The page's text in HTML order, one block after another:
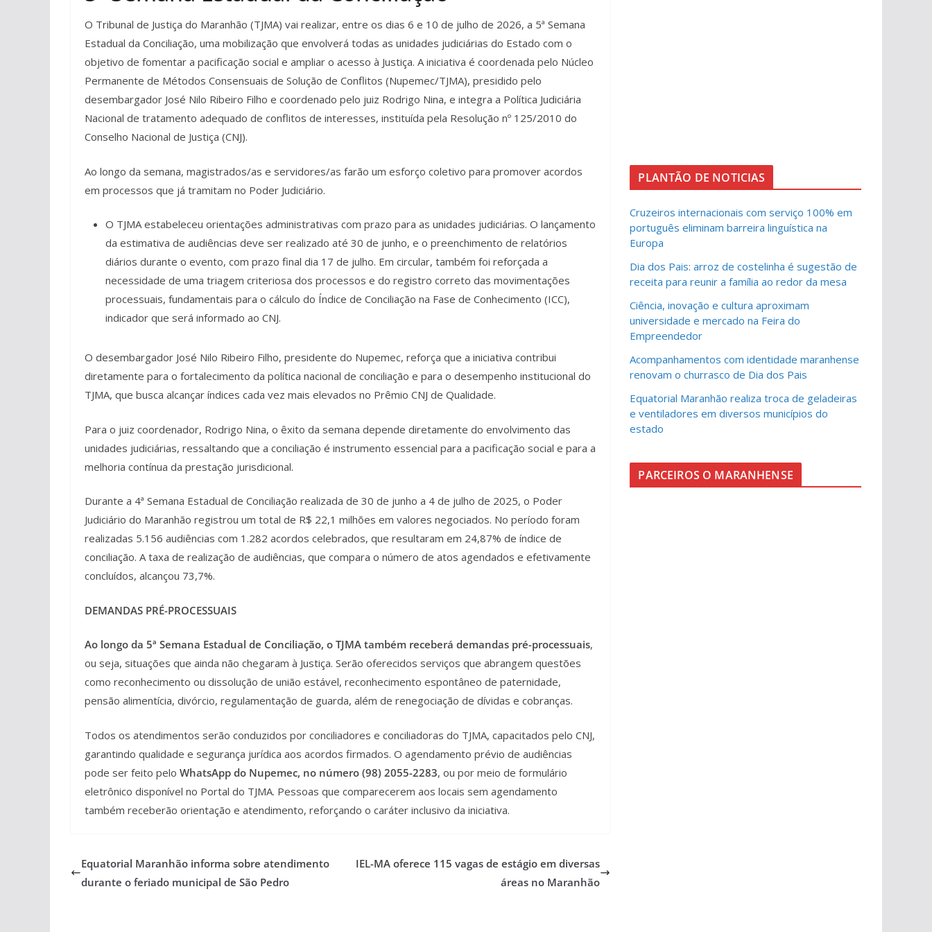
O Tribunal de Justiça do Maranhão (TJMA) vai realizar, entre os dias 6 e 10 de julho de 2026, a 5ª Semana
Estadual da Conciliação, uma mobilização que envolverá todas as unidades judiciárias do Estado com o
objetivo de fomentar a pacificação social e ampliar o acesso à Justiça. A iniciativa é coordenada pelo Núcleo
Permanente de Métodos Consensuais de Solução de Conflitos (Nupemec/TJMA), presidido pelo
desembargador José Nilo Ribeiro Filho e coordenado pelo juiz Rodrigo Nina, e integra a Política Judiciária
Nacional de tratamento adequado de conflitos de interesses, instituída pela Resolução nº 125/2010 do
Conselho Nacional de Justiça (CNJ).
Ao longo da semana, magistrados/as e servidores/as farão um esforço coletivo para promover acordos
em processos que já tramitam no Poder Judiciário.
O TJMA estabeleceu orientações administrativas com prazo para as unidades judiciárias. O lançamento
da estimativa de audiências deve ser realizado até 30 de junho, e o preenchimento de relatórios
diários durante o evento, com prazo final dia 17 de julho. Em circular, também foi reforçada a
necessidade de uma triagem criteriosa dos processos e do registro correto das movimentações
processuais, fundamentais para o cálculo do Índice de Conciliação na Fase de Conhecimento (ICC),
indicador que será informado ao CNJ.
O desembargador José Nilo Ribeiro Filho, presidente do Nupemec, reforça que a iniciativa contribui
diretamente para o fortalecimento da política nacional de conciliação e para o desempenho institucional do
TJMA, que busca alcançar índices cada vez mais elevados no Prêmio CNJ de Qualidade.
Para o juiz coordenador, Rodrigo Nina, o êxito da semana depende diretamente do envolvimento das
unidades judiciárias, ressaltando que a conciliação é instrumento essencial para a pacificação social e para a
melhoria contínua da prestação jurisdicional.
Durante a 4ª Semana Estadual de Conciliação realizada de 30 de junho a 4 de julho de 2025, o Poder
Judiciário do Maranhão registrou um total de R$ 22,1 milhões em valores negociados. No período foram
realizadas 5.156 audiências com 1.282 acordos celebrados, que resultaram em 24,87% de índice de
conciliação. A taxa de realização de audiências, que compara o número de atos agendados e efetivamente
concluídos, alcançou 73,7%.
DEMANDAS PRÉ-PROCESSUAIS
Ao longo da 5ª Semana Estadual de Conciliação, o TJMA também receberá demandas pré-processuais,
ou seja, situações que ainda não chegaram à Justiça. Serão oferecidos serviços que abrangem questões
como reconhecimento ou dissolução de união estável, reconhecimento espontâneo de paternidade,
pensão alimentícia, divórcio, regulamentação de guarda, além de renegociação de dívidas e cobranças.
Todos os atendimentos serão conduzidos por conciliadores e conciliadoras do TJMA, capacitados pelo CNJ,
garantindo qualidade e segurança jurídica aos acordos firmados. O agendamento prévio de audiências
pode ser feito pelo WhatsApp do Nupemec, no número (98) 2055-2283, ou por meio de formulário
eletrônico disponível no Portal do TJMA. Pessoas que comparecerem aos locais sem agendamento
também receberão orientação e atendimento, reforçando o caráter inclusivo da iniciativa.
Equatorial Maranhão informa sobre atendimento
durante o feriado municipal de São Pedro
IEL-MA oferece 115 vagas de estágio em diversas
áreas no Maranhão
PLANTÃO DE NOTICIAS
Cruzeiros internacionais com serviço 100% em
português eliminam barreira linguística na
Europa
Dia dos Pais: arroz de costelinha é sugestão de
receita para reunir a família ao redor da mesa
Ciência, inovação e cultura aproximam
universidade e mercado na Feira do
Empreendedor
Acompanhamentos com identidade maranhense
renovam o churrasco de Dia dos Pais
Equatorial Maranhão realiza troca de geladeiras
e ventiladores em diversos municípios do
estado
PARCEIROS O MARANHENSE